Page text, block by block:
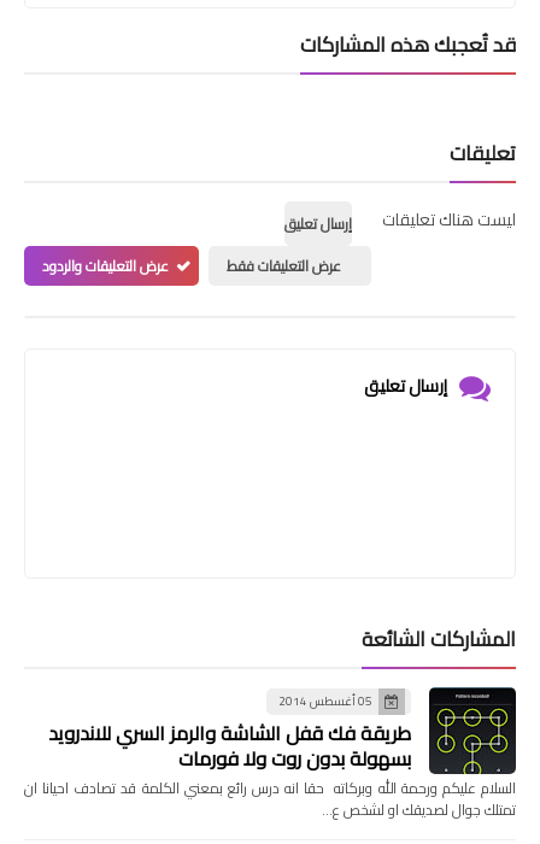
قد تُعجبك هذه المشاركات
تعليقات
ليست هناك تعليقات
إرسال تعليق
عرض التعليقات فقط
عرض التعليقات والردود
إرسال تعليق
المشاركات الشائعة
05 أغسطس 2014
طريقة فك قفل الشاشة والرمز السري للاندرويد
بسهولة بدون روت ولا فورمات
السلام عليكم ورحمة الله وبركاته حقا انه درس رائع بمعني الكلمة قد تصادف احيانا ان
تمتلك جوال لصديقك او لشخص ع…